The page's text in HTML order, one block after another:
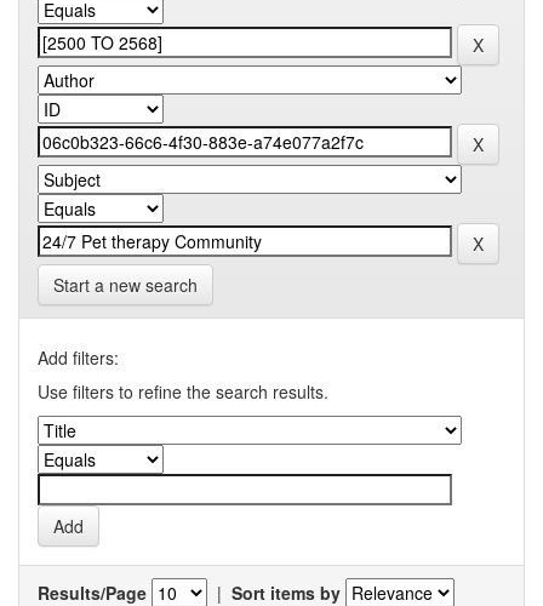
Start a new search
Add filters:
Use filters to refine the search results.
Results/Page | Sort items by